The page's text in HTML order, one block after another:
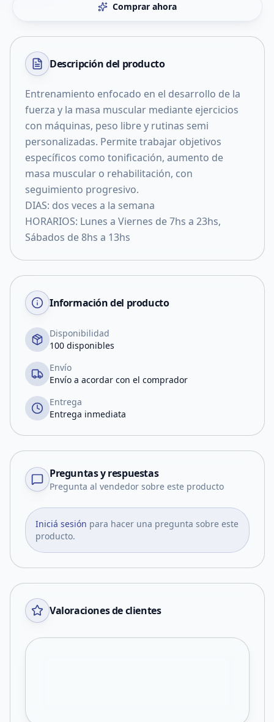
Comprar ahora
Descripción del producto
Entrenamiento enfocado en el desarrollo de la
fuerza y la masa muscular mediante ejercicios
con máquinas, peso libre y rutinas semi
personalizadas. Permite trabajar objetivos
específicos como tonificación, aumento de
masa muscular o rehabilitación, con
seguimiento progresivo.
DIAS: dos veces a la semana
HORARIOS: Lunes a Viernes de 7hs a 23hs,
Sábados de 8hs a 13hs
Información del producto
Disponibilidad
100 disponibles
Envío
Envío a acordar con el comprador
Entrega
Entrega inmediata
Preguntas y respuestas
Pregunta al vendedor sobre este producto
Iniciá sesión para hacer una pregunta sobre este
producto.
Valoraciones de clientes